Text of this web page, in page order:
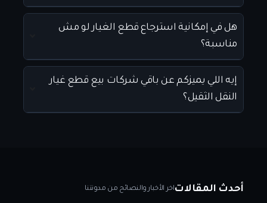
هل في إمكانية استرجاع قطع الغيار لو مش
مناسبة؟
إيه اللي يميزكم عن باقي شركات بيع قطع غيار
النقل الثقيل؟
أحدث المقالاتاخر الأخبار والنصائح من مدونتنا